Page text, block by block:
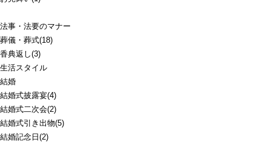
法事・法要のマナー
葬儀・葬式(18)
香典返し(3)
生活スタイル
結婚
結婚式披露宴(4)
結婚式二次会(2)
結婚式引き出物(5)
結婚記念日(2)